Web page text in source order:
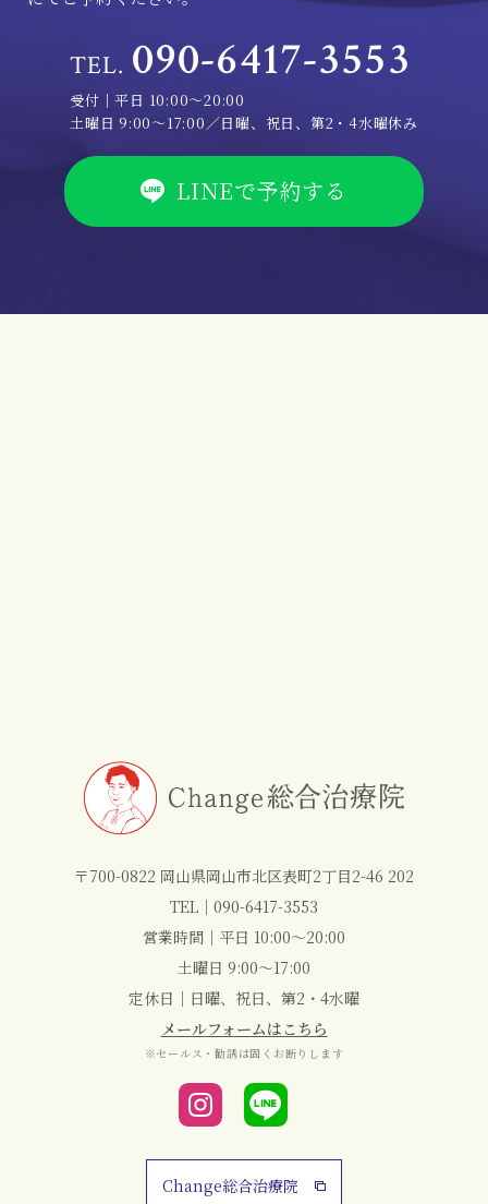
TEL. 090-6417-3553
受付｜平日 10:00～20:00
土曜日 9:00～17:00／日曜、祝日、第2・4水曜休み
LINEで予約する
〒700-0822 岡山県岡山市北区表町2丁目2-46 202
TEL｜ 090-6417-3553
営業時間｜平日 10:00～20:00
土曜日 9:00～17:00
定休日｜日曜、祝日、第2・4水曜
メールフォームはこちら
※セールス・勧誘は固くお断りします
Change総合治療院